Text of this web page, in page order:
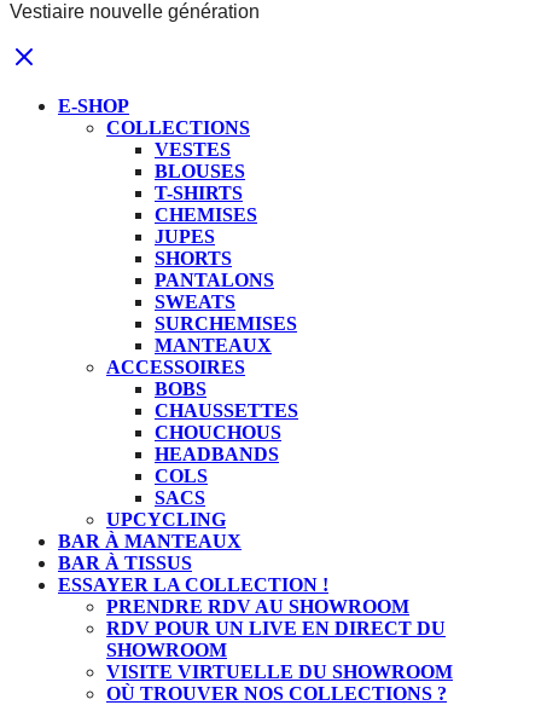
Vestiaire nouvelle génération
E-SHOP
COLLECTIONS
VESTES
BLOUSES
T-SHIRTS
CHEMISES
JUPES
SHORTS
PANTALONS
SWEATS
SURCHEMISES
MANTEAUX
ACCESSOIRES
BOBS
CHAUSSETTES
CHOUCHOUS
HEADBANDS
COLS
SACS
UPCYCLING
BAR À MANTEAUX
BAR À TISSUS
ESSAYER LA COLLECTION !
PRENDRE RDV AU SHOWROOM
RDV POUR UN LIVE EN DIRECT DU
SHOWROOM
VISITE VIRTUELLE DU SHOWROOM
OÙ TROUVER NOS COLLECTIONS ?